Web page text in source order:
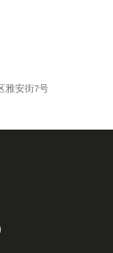
雅安街7号